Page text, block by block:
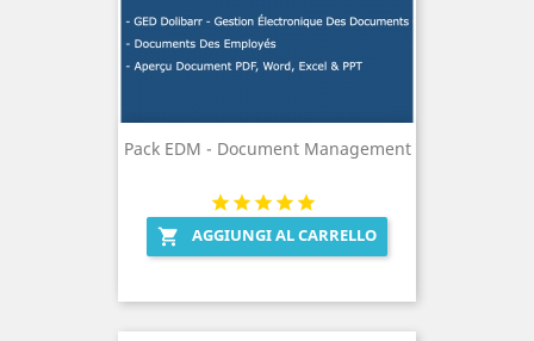
Pack EDM - Document Management
 AGGIUNGI AL CARRELLO